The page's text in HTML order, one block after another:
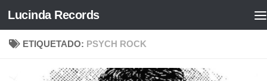
Saltar al contenido
Lucinda Records
ETIQUETADO: PSYCH ROCK